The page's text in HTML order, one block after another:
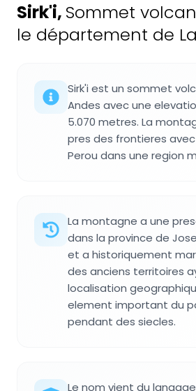
Sirk'i, Sommet
le département de
Sirk'i est un sommet
Andes avec une
5.070 metres. La
pres des frontieres
Perou dans une region
La montagne a une
dans la province de
et a historiquement
des anciens territoires
localisation
element important du
pendant des siecles.
Le nom vient du